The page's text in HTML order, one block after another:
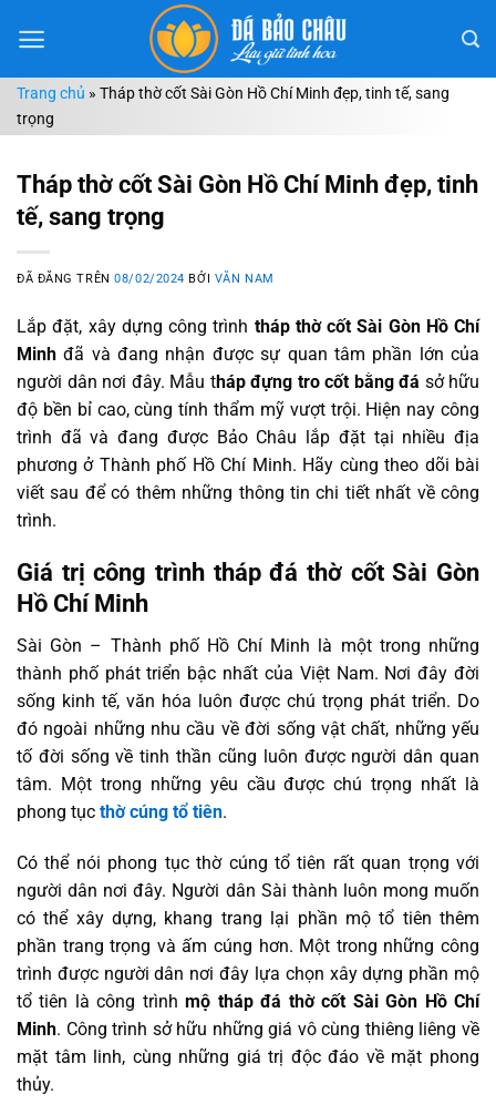
đến
dungTrang chủ » Tháp thờ cốt Sài Gòn Hồ Chí Minh đẹp, tinh tế, sang
trọng
Tháp thờ cốt Sài Gòn Hồ Chí Minh đẹp, tinh
tế, sang trọng
ĐÃ ĐĂNG TRÊN08/02/2024 BỞI VĂN NAM
Lắp đặt, xây dựng công trình tháp thờ cốt Sài Gòn Hồ Chí
Minh đã và đang nhận được sự quan tâm phần lớn của
người dân nơi đây. Mẫu tháp đựng tro cốt bằng đá sở hữu
độ bền bỉ cao, cùng tính thẩm mỹ vượt trội. Hiện nay công
trình đã và đang được Bảo Châu lắp đặt tại nhiều địa
phương ở Thành phố Hồ Chí Minh. Hãy cùng theo dõi bài
viết sau để có thêm những thông tin chi tiết nhất về công
trình.
Giá trị công trình tháp đá thờ cốt Sài Gòn
Hồ Chí Minh
Sài Gòn – Thành phố Hồ Chí Minh là một trong những
thành phố phát triển bậc nhất của Việt Nam. Nơi đây đời
sống kinh tế, văn hóa luôn được chú trọng phát triển. Do
đó ngoài những nhu cầu về đời sống vật chất, những yếu
tố đời sống về tinh thần cũng luôn được người dân quan
tâm. Một trong những yêu cầu được chú trọng nhất là
phong tục thờ cúng tổ tiên.
Có thể nói phong tục thờ cúng tổ tiên rất quan trọng với
người dân nơi đây. Người dân Sài thành luôn mong muốn
có thể xây dựng, khang trang lại phần mộ tổ tiên thêm
phần trang trọng và ấm cúng hơn. Một trong những công
trình được người dân nơi đây lựa chọn xây dựng phần mộ
tổ tiên là công trìnhmộ tháp đá thờ cốt Sài Gòn Hồ Chí
Minh. Công trình sở hữu những giá vô cùng thiêng liêng về
mặt tâm linh, cùng những giá trị độc đáo về mặt phong
thủy.